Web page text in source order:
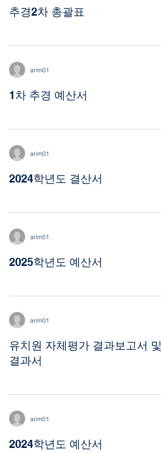
추경2차 총괄표
arim01
1차 추경 예산서
arim01
2024학년도 결산서
arim01
2025학년도 예산서
arim01
유치원 자체평가 결과보고서 및
결과서
arim01
2024학년도 예산서